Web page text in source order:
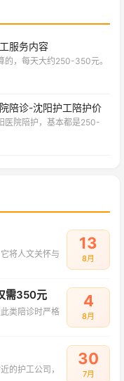
服务内容
的，每天大约250-350元。
陪诊-沈阳护工陪护价
医院陪护，基本都是250-
将人文关怀与
13
8月
需350元
类陪诊时严格
4
8月
的护工公司，
30
7月